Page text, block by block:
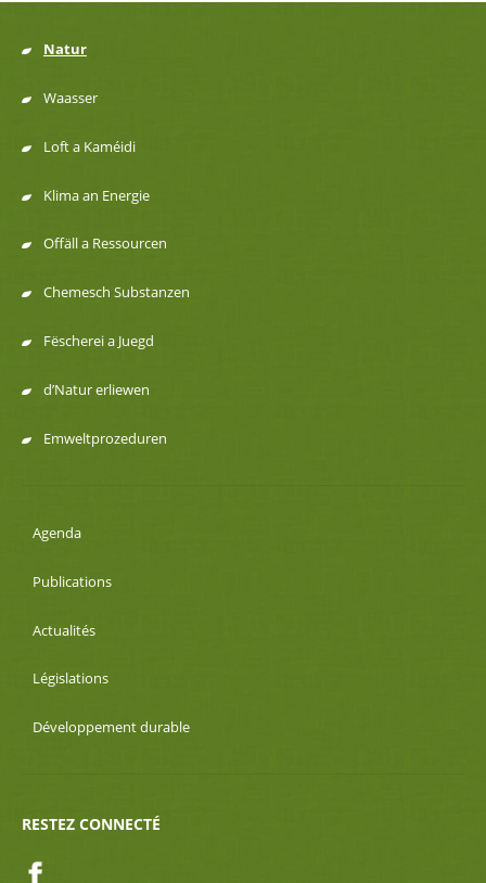
Menu
de
navigation
Natur
Waasser
Loft a Kaméidi
Klima an Energie
Offäll a Ressourcen
Chemesch Substanzen
Fëscherei a Juegd
d’Natur erliewen
Emweltprozeduren
Agenda
Publications
Actualités
Législations
Développement durable
RESTEZ CONNECTÉ